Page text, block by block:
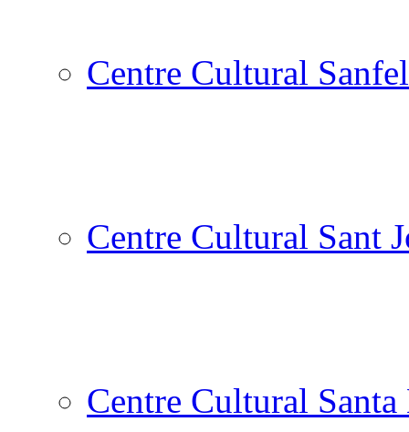
Centre Cultural
Centre Cultural Sant
Centre Cultural